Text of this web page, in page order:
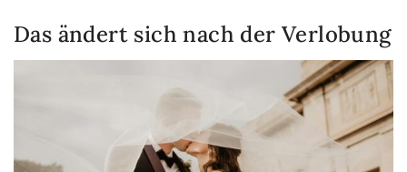
Das ändert sich nach der Verlobung